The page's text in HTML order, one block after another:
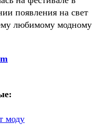
появления на свет
любимому модному
моду